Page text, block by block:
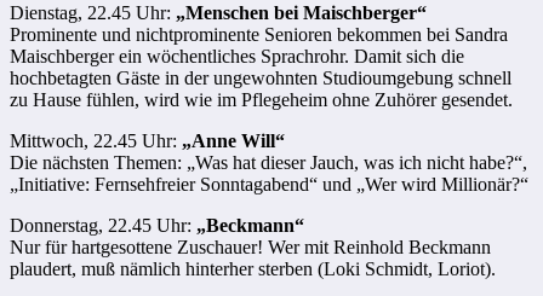
Dienstag, 22.45 Uhr: „Menschen bei Maischberger“
Prominente und nichtprominente Senioren bekommen bei Sandra
Maischberger ein wöchentliches Sprachrohr. Damit sich die
hochbetagten Gäste in der ungewohnten Studioumgebung schnell
zu Hause fühlen, wird wie im Pflegeheim ohne Zuhörer gesendet.
Mittwoch, 22.45 Uhr: „Anne Will“
Die nächsten Themen: „Was hat dieser Jauch, was ich nicht habe?“,
„Initiative: Fernsehfreier Sonntagabend“ und „Wer wird Millionär?“
Donnerstag, 22.45 Uhr: „Beckmann“
Nur für hartgesottene Zuschauer! Wer mit Reinhold Beckmann
plaudert, muß nämlich hinterher sterben (Loki Schmidt, Loriot).